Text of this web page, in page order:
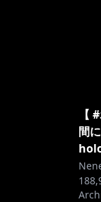
【
間